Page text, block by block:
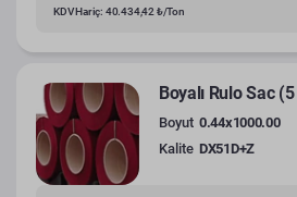
KDV Hariç: 40.434,42 ₺/Ton
Boyalı Rulo Sac
Boyut 0.44x1000.00
Kalite DX51D+Z